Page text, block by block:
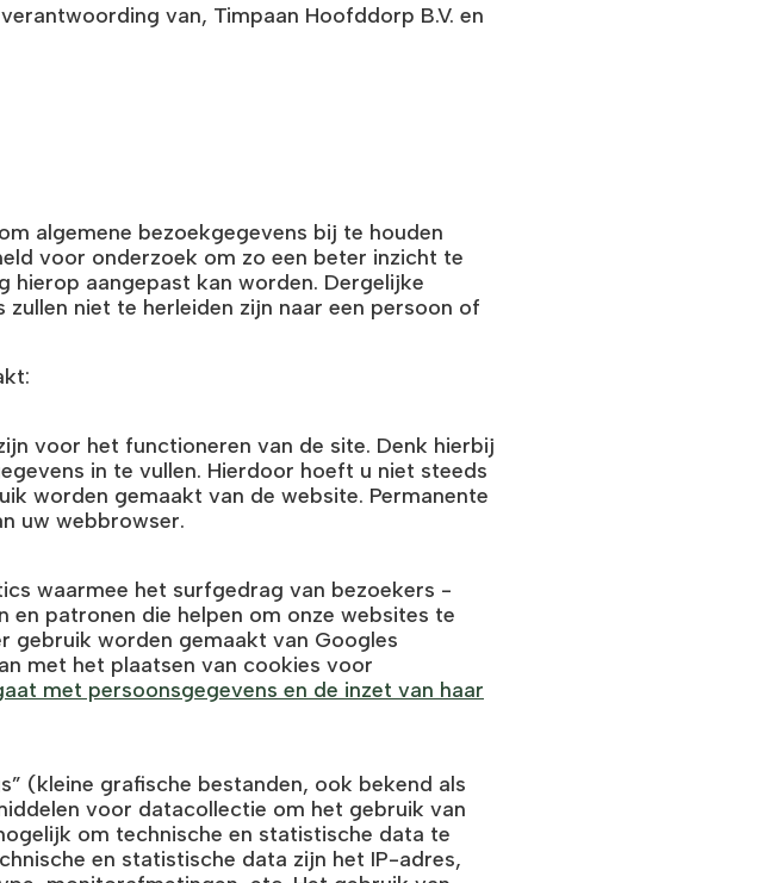
van, Timpaan Hoofddorp B.V. en
algemene bezoekgegevens bij te houden
voor onderzoek om zo een beter inzicht te
aangepast kan worden. Dergelijke
niet te herleiden zijn naar een persoon of
voor het functioneren van de site. Denk hierbij
in te vullen. Hierdoor hoeft u niet steeds
worden gemaakt van de website. Permanente
uw webbrowser.
waarmee het surfgedrag van bezoekers -
patronen die helpen om onze websites te
gebruik worden gemaakt van Googles
met het plaatsen van cookies voor
met persoonsgegevens en de inzet van haar
(kleine grafische bestanden, ook bekend als
voor datacollectie om het gebruik van
om technische en statistische data te
en statistische data zijn het IP-adres,